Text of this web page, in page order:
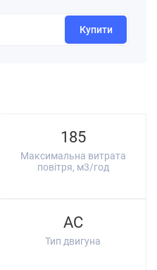
185
Максимальна витрата
повітря, м3/год
AC
Тип двигуна
Купити